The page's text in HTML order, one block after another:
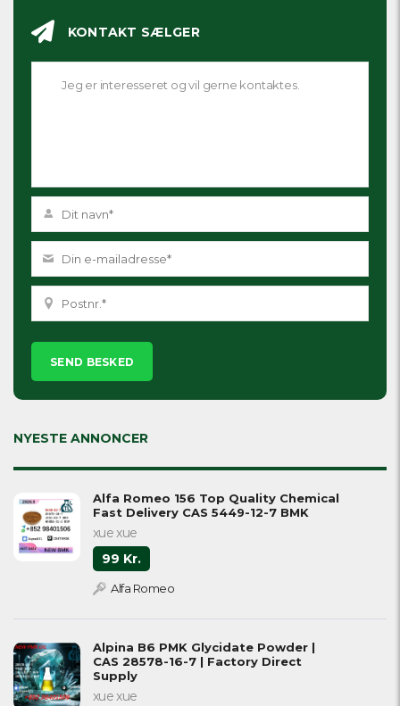
KONTAKT SÆLGER
Please
leave
empty.
NYESTE ANNONCER
Alfa Romeo 156 Top Quality Chemical
Fast Delivery CAS 5449-12-7 BMK
xue xue
99 Kr.
Alfa Romeo
Alpina B6 PMK Glycidate Powder |
CAS 28578-16-7 | Factory Direct
Supply
xue xue